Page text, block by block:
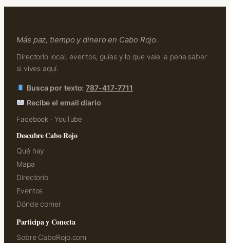
Más paz, tiempo y dinero en Cabo Rojo.
Directorio local, eventos, guías y lo que vale la pena saber
si vives aquí.
Busca por texto:787-417-7711
Recibe el email diario
Facebook · YouTube
Descubre Cabo Rojo
Qué hay
Mapa
Directorio
Eventos
Dónde comer
Participa y Conecta
Sobre CaboRojo.com